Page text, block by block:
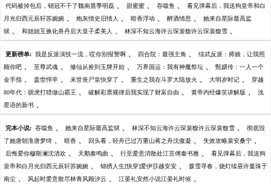
代码被掉包后，销冠不干了魏南晨季明磊 、 甜蜜蜜 、 吞噬鱼 、 看见弹幕后，我送狗皇帝和白
月光归西元辰轩苏婉婉 、 炮灰情史旧情人 、 暗香浮动 、 醉酒情思 、 她来自星际最高监
狱 、 和姐姐互换化兽丹后大皇子柔美人 、 林深不知云海许云琛裴馥许云琛裴馥雪 、
更新榜单: 我是反派演技一流，哎你别报警啊 、 四合院：最强主角 、 综武反派：师娘，让我照
顾你吧 、 至尊武魂 、 修仙从捡到玉牌开始 、 万界国运：我有神魔祭坛 、 甄嬛传：一人一个
金手指 、 盖世悍卒 、 末世丧尸皇快穿了 、 重生之我在斗罗大陆放火 、 大明岁时记 、 穿越
80年代：驯虎打猎做山霸王 、 破解彩票规律后我实现了财富自由 、 黄帝内经爆笑讲解版 、 浅
星语的新书 、
完本小说: 吞噬鱼 、 她来自星际最高监狱 、 林深不知云海许云琛裴馥许云琛裴馥雪 、 彻底毁
了她唐朝淮唐梦绮 、 暗香 、 回头看，轻舟已过万重山蒋之舟沈傲凝 、 失效攻略裴安桑宁 、
后悔爱你穆斯澜沈清欢 、 天鹅奏鸣曲 、 行至爱意消散处江言傅秦书雅 、 看见弹幕后，我送狗
皇帝和白月光归西元辰轩苏婉婉 、 锦绣人生[快穿]爱伊莎越安安 、 拨雪寻春，烧灯续昼许曼珠于
南尘 、 风起时爱意散尽林青风顾汐云 、 江晏礼安然小说江晏礼时候 、